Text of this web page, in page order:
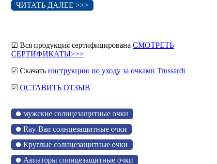
ЧИТАТЬ ДАЛЕЕ >>>
☑ Вся продукция сертифицирована СМОТРЕТЬ
СЕРТИФИКАТЫ>>>
☑ Скачать инструкцию по уходу за очками Trussardi
☑ ОСТАВИТЬ ОТЗЫВ
мужские солнцезащитные очки
Ray-Ban солнцезащитные очки
Круглые солнцезащитные очки
Авиаторы солнцезащитные очки